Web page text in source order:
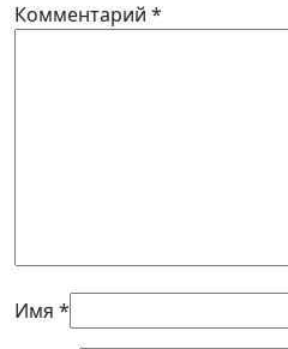
Комментарий *
Имя *